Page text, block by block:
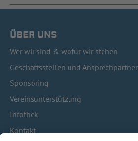
ÜBER UNS
Wer wir sind & wofür wir stehen
Geschäftsstellen und Ansprechpartner
Sponsoring
Vereinsunterstützung
Infothek
Kontakt